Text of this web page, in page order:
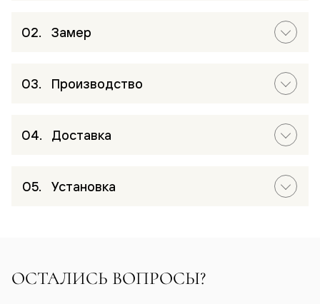
Замер
Производство
Доставка
Установка
ОСТАЛИСЬ ВОПРОСЫ?